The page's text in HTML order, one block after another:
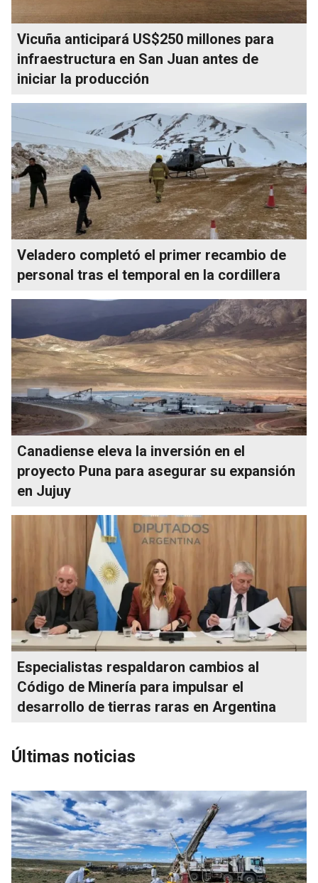
Vicuña anticipará US$250 millones para
infraestructura en San Juan antes de
iniciar la producción
Veladero completó el primer recambio de
personal tras el temporal en la cordillera
Canadiense eleva la inversión en el
proyecto Puna para asegurar su expansión
en Jujuy
Especialistas respaldaron cambios al
Código de Minería para impulsar el
desarrollo de tierras raras en Argentina
Últimas noticias